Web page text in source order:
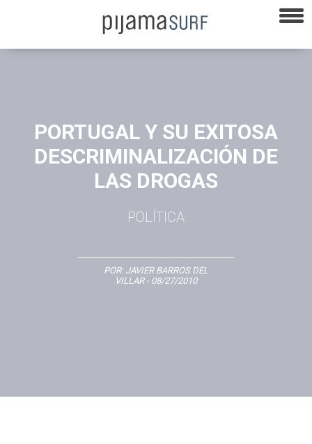
PORTUGAL Y SU EXITOSA
DESCRIMINALIZACIÓN DE
LAS DROGAS
POLÍTICA
POR: JAVIER BARROS DEL
VILLAR- 08/27/2010